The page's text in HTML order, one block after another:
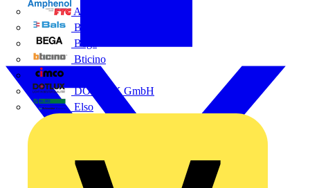
Amphenol FTG
BALS
Bega
Bticino
DOTLUX GmbH
Elso